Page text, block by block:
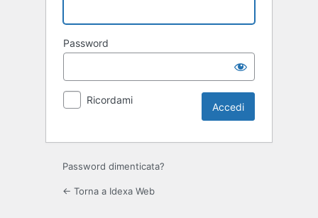
Password
Ricordami
Password dimenticata?
← Torna a Idexa Web